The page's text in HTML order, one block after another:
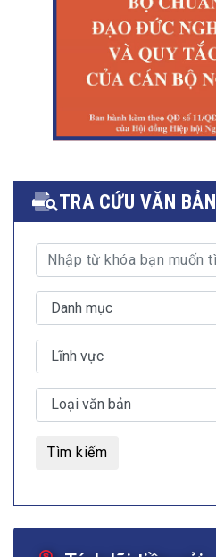
TRA CỨU VĂN BẢN
Tìm kiếm